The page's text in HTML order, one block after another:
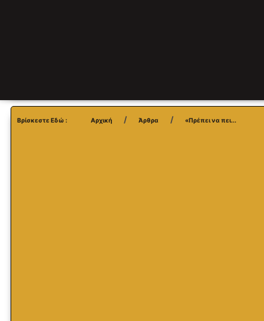
Βρίσκεστε Εδώ : Αρχική Άρθρα «Πρέπει να πει...